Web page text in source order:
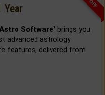
Year
Software' brings you
advanced astrology
features, delivered from